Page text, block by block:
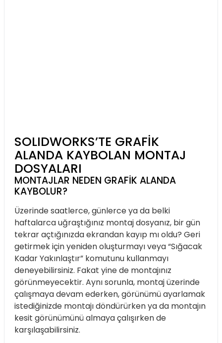
SOLIDWORKS’TE GRAFIK
ALANDA KAYBOLAN MONTAJ
DOSYALARI
MONTAJLAR NEDEN GRAFIK ALANDA
KAYBOLUR?
Üzerinde saatlerce, günlerce ya da belki
haftalarca uğraştığınız montaj dosyanız, bir gün
tekrar açtığınızda ekrandan kayıp mı oldu? Geri
getirmek için yeniden oluşturmayı veya “Sığacak
Kadar Yakınlaştır” komutunu kullanmayı
deneyebilirsiniz. Fakat yine de montajınız
görünmeyecektir. Aynı sorunla, montaj üzerinde
çalışmaya devam ederken, görünümü ayarlamak
istediğinizde montajı döndürürken ya da montajın
kesit görünümünü almaya çalışırken de
karşılaşabilirsiniz.